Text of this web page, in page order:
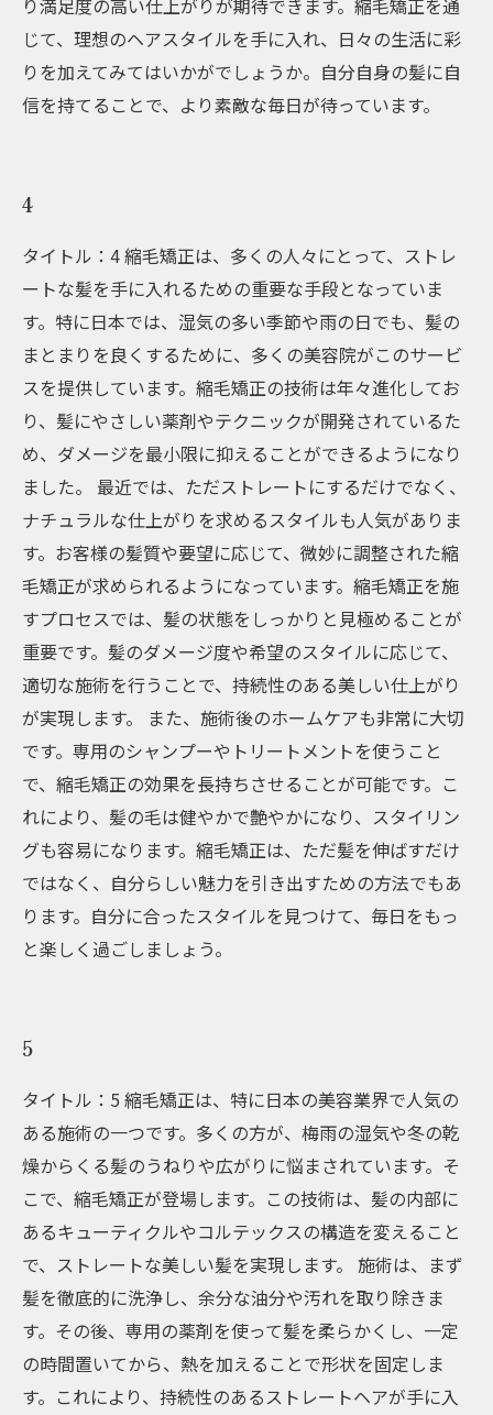
り満足度の高い仕上がりが期待できます。縮毛矯正を通
じて、理想のヘアスタイルを手に入れ、日々の生活に彩
りを加えてみてはいかがでしょうか。自分自身の髪に自
信を持てることで、より素敵な毎日が待っています。
4
タイトル：4 縮毛矯正は、多くの人々にとって、ストレ
ートな髪を手に入れるための重要な手段となっていま
す。特に日本では、湿気の多い季節や雨の日でも、髪の
まとまりを良くするために、多くの美容院がこのサービ
スを提供しています。縮毛矯正の技術は年々進化してお
り、髪にやさしい薬剤やテクニックが開発されているた
め、ダメージを最小限に抑えることができるようになり
ました。 最近では、ただストレートにするだけでなく、
ナチュラルな仕上がりを求めるスタイルも人気がありま
す。お客様の髪質や要望に応じて、微妙に調整された縮
毛矯正が求められるようになっています。縮毛矯正を施
すプロセスでは、髪の状態をしっかりと見極めることが
重要です。髪のダメージ度や希望のスタイルに応じて、
適切な施術を行うことで、持続性のある美しい仕上がり
が実現します。 また、施術後のホームケアも非常に大切
です。専用のシャンプーやトリートメントを使うこと
で、縮毛矯正の効果を長持ちさせることが可能です。こ
れにより、髪の毛は健やかで艶やかになり、スタイリン
グも容易になります。縮毛矯正は、ただ髪を伸ばすだけ
ではなく、自分らしい魅力を引き出すための方法でもあ
ります。自分に合ったスタイルを見つけて、毎日をもっ
と楽しく過ごしましょう。
5
タイトル：5 縮毛矯正は、特に日本の美容業界で人気の
ある施術の一つです。多くの方が、梅雨の湿気や冬の乾
燥からくる髪のうねりや広がりに悩まされています。そ
こで、縮毛矯正が登場します。この技術は、髪の内部に
あるキューティクルやコルテックスの構造を変えること
で、ストレートな美しい髪を実現します。 施術は、まず
髪を徹底的に洗浄し、余分な油分や汚れを取り除きま
す。その後、専用の薬剤を使って髪を柔らかくし、一定
の時間置いてから、熱を加えることで形状を固定しま
す。これにより、持続性のあるストレートヘアが手に入